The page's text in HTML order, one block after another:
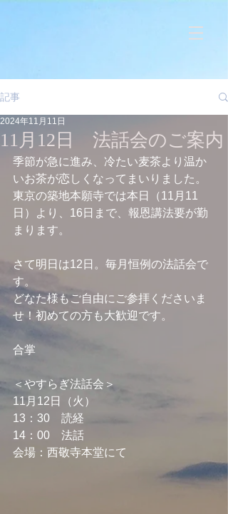
記事
11月12日 法話会のご案内
2024年11月11日
季節が急に進み、冷たい麦茶より温か
いお茶が恋しくなってまいりました。
東京の築地本願寺では本日（11月11
日）より、16日まで、報恩講法要が勤
まります。
さて明日は12日。毎月恒例の法話会で
す。
どなた様もご自由にご参拝くださいま
せ！初めての方も大歓迎です。
合掌
＜やすらぎ法話会＞
11月12日（火）
13：30　読経
14：00　法話
会場：西敬寺本堂にて